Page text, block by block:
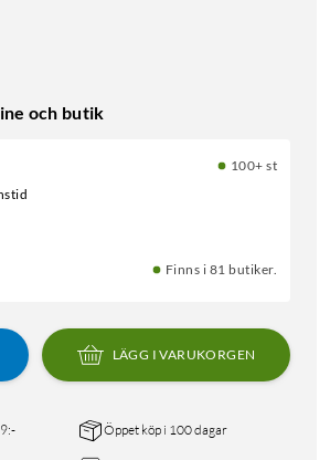
och butik
100+ st
Finns i 81 butiker.
LÄGG I VARUKORGEN
Öppet köp i 100 dagar